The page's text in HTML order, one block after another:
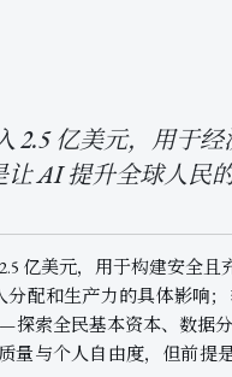
2.5 亿美元，用于
AI 提升全球人民
亿美元，用于构建安全
配和生产力的具体影响
索全民基本资本、数据
量与个人自由度，但前